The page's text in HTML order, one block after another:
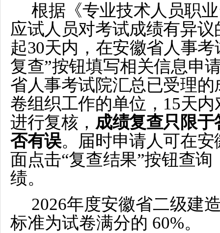
根据《专业技术人员职
应试人员对考试成绩有异
起30天内，在安徽省人事
复查”按钮填写相关信息申
省人事考试院汇总已受理
卷组织工作的单位，15天
进行复核， 成绩复查只限
否有误。届时申请人可在
面点击“复查结果”按钮查
绩。
2026年度安徽省二级建
标准为试卷满分的 60%。